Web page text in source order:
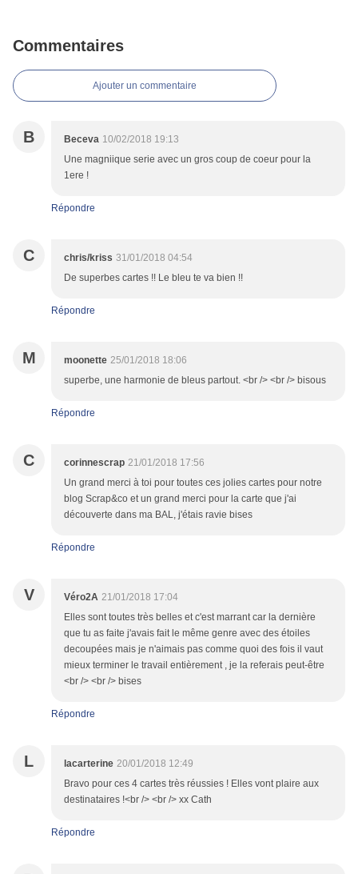
Commentaires
Ajouter un commentaire
B Beceva 10/02/2018 19:13
Une magniique serie avec un gros coup de coeur pour la
1ere !
Répondre
C chris/kriss 31/01/2018 04:54
De superbes cartes !! Le bleu te va bien !!
Répondre
M moonette 25/01/2018 18:06
superbe, une harmonie de bleus partout. <br /> <br /> bisous
Répondre
C corinnescrap 21/01/2018 17:56
Un grand merci à toi pour toutes ces jolies cartes pour notre
blog Scrap&co et un grand merci pour la carte que j'ai
découverte dans ma BAL, j'étais ravie bises
Répondre
V Véro2A 21/01/2018 17:04
Elles sont toutes très belles et c'est marrant car la dernière
que tu as faite j'avais fait le même genre avec des étoiles
decoupées mais je n'aimais pas comme quoi des fois il vaut
mieux terminer le travail entièrement , je la referais peut-être
<br /> <br /> bises
Répondre
L lacarterine 20/01/2018 12:49
Bravo pour ces 4 cartes très réussies ! Elles vont plaire aux
destinataires !<br /> <br /> xx Cath
Répondre